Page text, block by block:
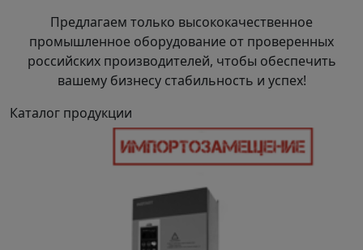
Предлагаем только высококачественное
промышленное оборудование от проверенных
российских производителей, чтобы обеспечить
вашему бизнесу стабильность и успех!
Каталог продукции